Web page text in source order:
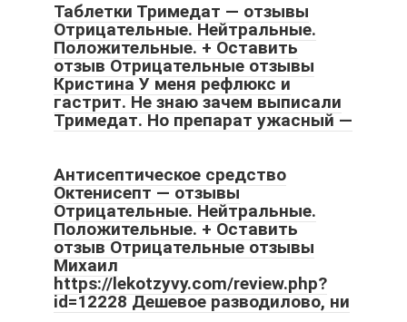
Таблетки Тримедат — отзывы
Отрицательные. Нейтральные.
Положительные. + Оставить
отзыв Отрицательные отзывы
Кристина У меня рефлюкс и
гастрит. Не знаю зачем выписали
Тримедат. Но препарат ужасный —
Антисептическое средство
Октенисепт — отзывы
Отрицательные. Нейтральные.
Положительные. + Оставить
отзыв Отрицательные отзывы
Михаил
https://lekotzyvy.com/review.php?
id=12228 Дешевое разводилово, ни